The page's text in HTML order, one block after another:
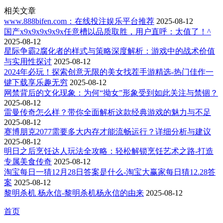
相关文章
www.888bifen.com：在线投注娱乐平台推荐 2025-08-12
国产x9x9x9x9x9x任意槽以品质取胜，用户直呼：太值了！^
2025-08-12
星际争霸2腐化者的样式与策略深度解析：游戏中的战术价值
与实用性探讨 2025-08-12
2024年必玩！探索创意无限的美女找茬手游精选-热门佳作一
键下载享乐趣无穷 2025-08-12
网禁背后的文化现象：为何“拗女”形象受到如此关注与禁锢？
2025-08-12
雷曼传奇怎么样？带你全面解析这款经典游戏的魅力与不足
2025-08-12
赛博朋克2077需要多大内存才能流畅运行？详细分析与建议
2025-08-12
明日之后烹饪达人玩法全攻略：轻松解锁烹饪艺术之路-打造
专属美食传奇 2025-08-12
淘宝每日一猜12月28日答案是什么-淘宝大赢家每日猜12.28答
案 2025-08-12
黎明杀机 杨永信-黎明杀机杨永信的由来 2025-08-12
首页